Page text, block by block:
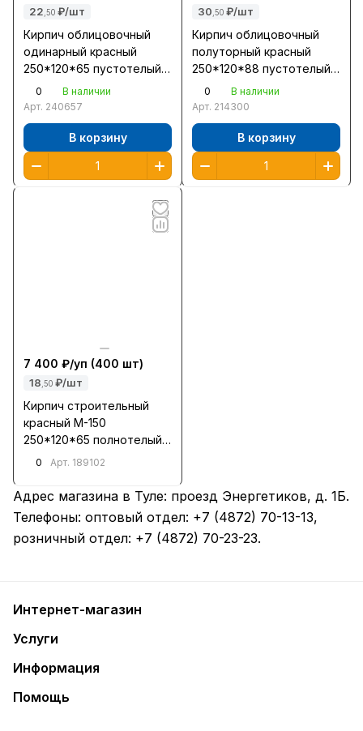
22 ,50 ₽/шт
Кирпич облицовочный
одинарный красный
250*120*65 пустотелый
по ГОСТ 530-2012
Воротынск/480/
0
В наличии
Арт. 240657
В корзину
30 ,50 ₽/шт
Кирпич облицовочный
полуторный красный
250*120*88 пустотелый
по ГОСТ 530-2012
Воротынск/352/
0
В наличии
Арт. 214300
В корзину
7 400 ₽/уп (400 шт)
18 ,50 ₽/шт
Кирпич строительный
красный М-150
250*120*65 полнотелый/
Советск/400/
0 Арт. 189102
Адрес магазина в Туле: проезд Энергетиков, д. 1Б.
Телефоны: оптовый отдел: +7 (4872) 70-13-13,
розничный отдел: +7 (4872) 70-23-23.
Интернет-магазин
Услуги
Информация
Помощь